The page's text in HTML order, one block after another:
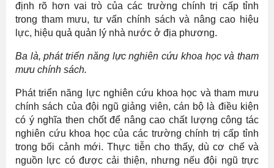
định rõ hơn vai trò của các trường chính trị cấp tỉnh
trong tham mưu, tư vấn chính sách và nâng cao hiệu
lực, hiệu quả quản lý nhà nước ở địa phương.
Ba là, phát triển năng lực nghiên cứu khoa học và tham
mưu chính sách.
Phát triển năng lực nghiên cứu khoa học và tham mưu
chính sách của đội ngũ giảng viên, cán bộ là điều kiện
có ý nghĩa then chốt để nâng cao chất lượng công tác
nghiên cứu khoa học của các trường chính trị cấp tỉnh
trong bối cảnh mới. Thực tiễn cho thấy, dù cơ chế và
nguồn lực có được cải thiện, nhưng nếu đội ngũ trực